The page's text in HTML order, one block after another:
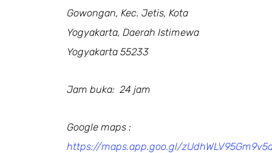
Gowongan, Kec. Jetis, Kota
Yogyakarta, Daerah Istimewa
Yogyakarta 55233
Jam buka: 24 jam
Google maps :
https://maps.app.goo.gl/